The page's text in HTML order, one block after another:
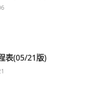
表(05/21版)